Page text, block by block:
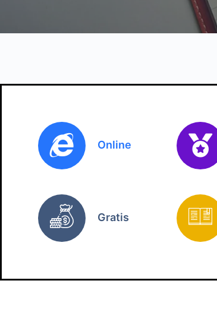
Online
Gratis